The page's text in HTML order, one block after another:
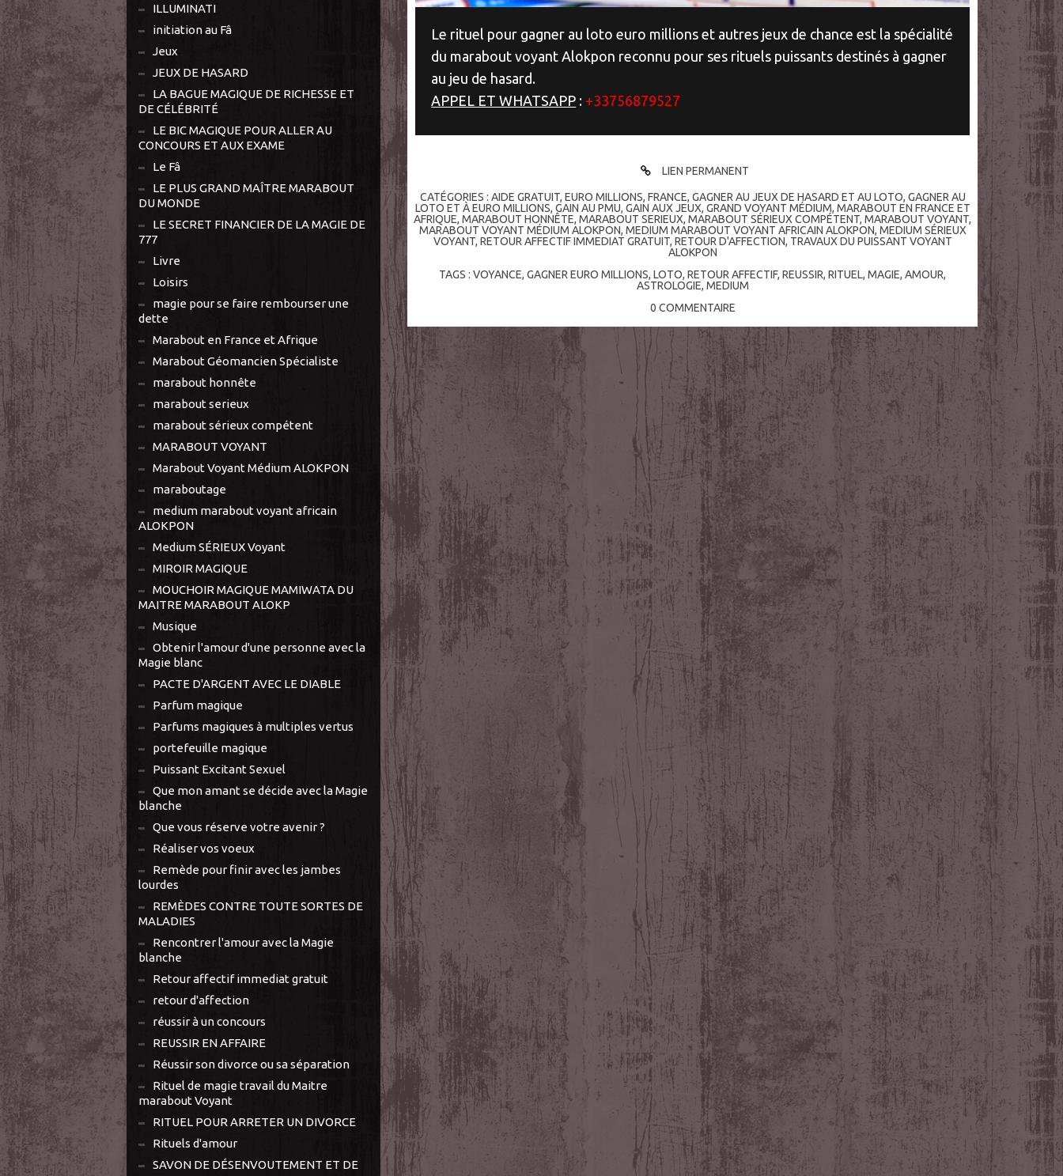
ILLUMINATI
initiation au Fâ
Jeux
JEUX DE HASARD
LA BAGUE MAGIQUE DE RICHESSE ET
DE CÉLÉBRITÉ
LE BIC MAGIQUE POUR ALLER AU
CONCOURS ET AUX EXAME
Le Fâ
LE PLUS GRAND MAÎTRE MARABOUT
DU MONDE
LE SECRET FINANCIER DE LA MAGIE DE
777
Livre
Loisirs
magie pour se faire rembourser une
dette
Marabout en France et Afrique
Marabout Géomancien Spécialiste
marabout honnête
marabout serieux
marabout sérieux compétent
MARABOUT VOYANT
Marabout Voyant Médium ALOKPON
maraboutage
medium marabout voyant africain
ALOKPON
Medium SÉRIEUX Voyant
MIROIR MAGIQUE
MOUCHOIR MAGIQUE MAMIWATA DU
MAITRE MARABOUT ALOKP
Musique
Obtenir l'amour d'une personne avec la
Magie blanc
PACTE D'ARGENT AVEC LE DIABLE
Parfum magique
Parfums magiques à multiples vertus
portefeuille magique
Puissant Excitant Sexuel
Que mon amant se décide avec la Magie
blanche
Que vous réserve votre avenir ?
Réaliser vos voeux
Remède pour finir avec les jambes
lourdes
REMÈDES CONTRE TOUTE SORTES DE
MALADIES
Rencontrer l'amour avec la Magie
blanche
Retour affectif immediat gratuit
retour d'affection
réussir à un concours
REUSSIR EN AFFAIRE
Réussir son divorce ou sa séparation
Rituel de magie travail du Maitre
marabout Voyant
RITUEL POUR ARRETER UN DIVORCE
Rituels d'amour
SAVON DE DÉSENVOUTEMENT ET DE
Le rituel pour gagner au loto euro millions et autres jeux de chance est la spécialité
du marabout voyant Alokpon reconnu pour ses rituels puissants destinés à gagner
au jeu de hasard.
APPEL ET WHATSAPP : +33756879527
LIEN PERMANENT
CATÉGORIES : AIDE GRATUIT, EURO MILLIONS, FRANCE, GAGNER AU JEUX DE HASARD ET AU LOTO, GAGNER AU
LOTO ET À EURO MILLIONS, GAIN AU PMU, GAIN AUX JEUX, GRAND VOYANT MÉDIUM, MARABOUT EN FRANCE ET
AFRIQUE,MARABOUT HONNÊTE,MARABOUT SERIEUX,MARABOUT SÉRIEUX COMPÉTENT,MARABOUT VOYANT,
MARABOUT VOYANT MÉDIUM ALOKPON, MEDIUM MARABOUT VOYANT AFRICAIN ALOKPON, MEDIUM SÉRIEUX
VOYANT, RETOUR AFFECTIF IMMEDIAT GRATUIT, RETOUR D'AFFECTION, TRAVAUX DU PUISSANT VOYANT
ALOKPON
TAGS :VOYANCE,GAGNER EURO MILLIONS,LOTO,RETOUR AFFECTIF,REUSSIR,RITUEL,MAGIE,AMOUR,
ASTROLOGIE, MEDIUM
0 COMMENTAIRE